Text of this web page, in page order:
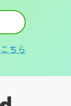
こちら